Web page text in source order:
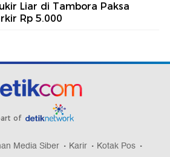
Liar di Tambora Paksa
Rp 5.000
of
Media Siber Karir
Kotak Pos